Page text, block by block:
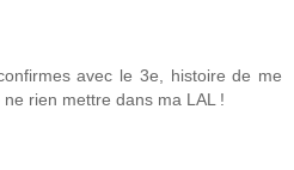
avec le 3e, histoire de me
rien mettre dans ma LAL !